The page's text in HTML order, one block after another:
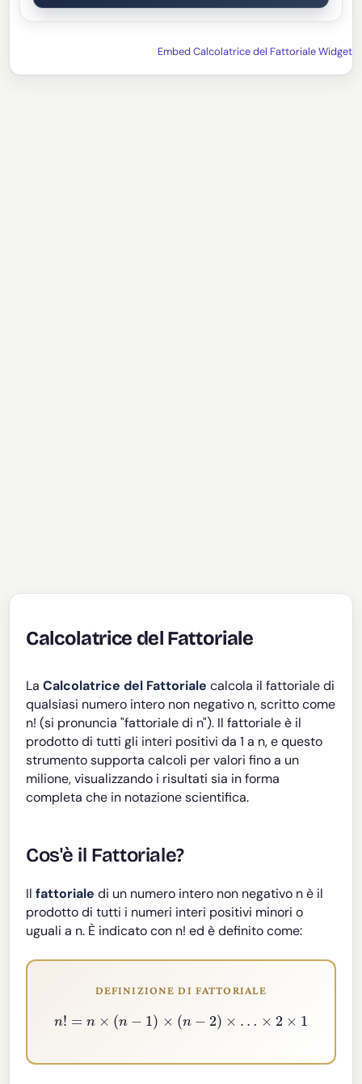
Embed Calcolatrice del Fattoriale Widget
Calcolatrice del Fattoriale
LaCalcolatrice del Fattoriale calcola il fattoriale di
qualsiasi numero intero non negativo n, scritto come
n! (si pronuncia "fattoriale di n"). Il fattoriale è il
prodotto di tutti gli interi positivi da 1 a n, e questo
strumento supporta calcoli per valori fino a un
milione, visualizzando i risultati sia in forma
completa che in notazione scientifica.
Cos'è il Fattoriale?
Ilfattoriale di un numero intero non negativo n è il
prodotto di tutti i numeri interi positivi minori o
uguali a n. È indicato con n! ed è definito come:
DEFINIZIONE DI FATTORIALE
n !=n n− 1)×(n )× …×